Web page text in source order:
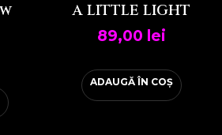
A LITTLE LIGHT
89,00 lei
ADAUGĂ ÎN COȘ